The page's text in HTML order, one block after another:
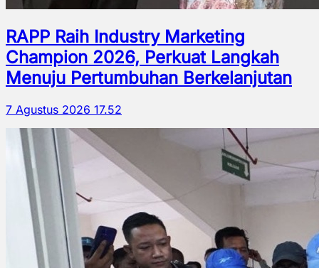
RAPP Raih Industry Marketing
Champion 2026, Perkuat Langkah
Menuju Pertumbuhan Berkelanjutan
7 Agustus 2026 17.52